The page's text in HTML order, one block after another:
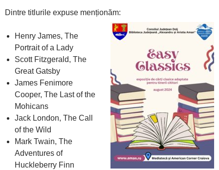
Dintre titlurile expuse menționăm:
Henry James, The
Portrait of a Lady
Scott Fitzgerald, The
Great Gatsby
James Fenimore
Cooper, The Last of the
Mohicans
Jack London, The Call
of the Wild
Mark Twain, The
Adventures of
Huckleberry Finn